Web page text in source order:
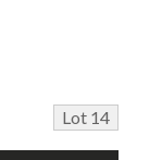
Lot 14